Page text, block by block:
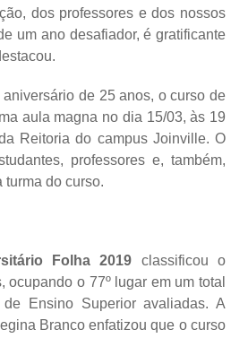
dos professores e dos nossos
um ano desafiador, é gratificante
aniversário de 25 anos, o curso de
aula magna no dia 15/03, às 19
Reitoria do campus Joinville. O
professores e, também,
turma do curso.
Folha 2019 classificou o
ocupando o 77º lugar em um total
Ensino Superior avaliadas. A
Branco enfatizou que o curso